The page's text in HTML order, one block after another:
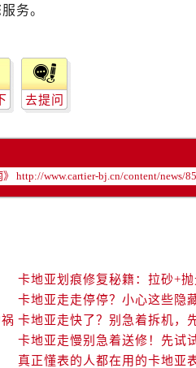
务。
去提问
卡地亚划痕修复秘籍：拉砂+
卡地亚走走停停？小心这些隐
卡地亚走快了？别急着拆机，
卡地亚走慢别急着送修！先试
真正懂表的人都在用的卡地亚